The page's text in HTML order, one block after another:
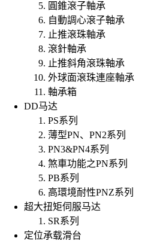
圓錐滾子軸承
自動調心滾子軸承
止推滾珠軸承
滾針軸承
止推斜角滾珠軸承
外球面滾珠連座軸承
軸承箱
DD马达
PS系列
薄型PN、PN2系列
PN3&PN4系列
煞車功能之PN系列
PB系列
高環境耐性PNZ系列
超大扭矩伺服马达
SR系列
定位承载滑台